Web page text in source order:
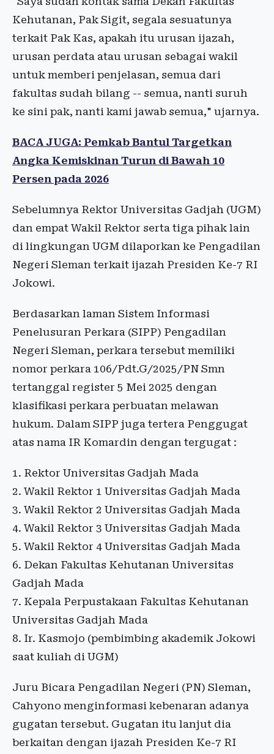
Kehutanan, Pak Sigit, segala sesuatunya
terkait Pak Kas, apakah itu urusan ijazah,
urusan perdata atau urusan sebagai wakil
untuk memberi penjelasan, semua dari
fakultas sudah bilang -- semua, nanti suruh
ke sini pak, nanti kami jawab semua," ujarnya.
BACA JUGA: Pemkab Bantul Targetkan
Angka Kemiskinan Turun di Bawah 10
Persen pada 2026
Sebelumnya Rektor Universitas Gadjah (UGM)
dan empat Wakil Rektor serta tiga pihak lain
di lingkungan UGM dilaporkan ke Pengadilan
Negeri Sleman terkait ijazah Presiden Ke-7 RI
Jokowi.
Berdasarkan laman Sistem Informasi
Penelusuran Perkara (SIPP) Pengadilan
Negeri Sleman, perkara tersebut memiliki
nomor perkara 106/Pdt.G/2025/PN Smn
tertanggal register 5 Mei 2025 dengan
klasifikasi perkara perbuatan melawan
hukum. Dalam SIPP juga tertera Penggugat
atas nama IR Komardin dengan tergugat :
1. Rektor Universitas Gadjah Mada
2. Wakil Rektor 1 Universitas Gadjah Mada
3. Wakil Rektor 2 Universitas Gadjah Mada
4. Wakil Rektor 3 Universitas Gadjah Mada
5. Wakil Rektor 4 Universitas Gadjah Mada
6. Dekan Fakultas Kehutanan Universitas
Gadjah Mada
7. Kepala Perpustakaan Fakultas Kehutanan
Universitas Gadjah Mada
8. Ir. Kasmojo (pembimbing akademik Jokowi
saat kuliah di UGM)
Juru Bicara Pengadilan Negeri (PN) Sleman,
Cahyono menginformasi kebenaran adanya
gugatan tersebut. Gugatan itu lanjut dia
berkaitan dengan ijazah Presiden Ke-7 RI